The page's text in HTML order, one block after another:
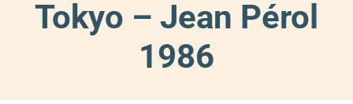
Tokyo – Jean Pérol
1986